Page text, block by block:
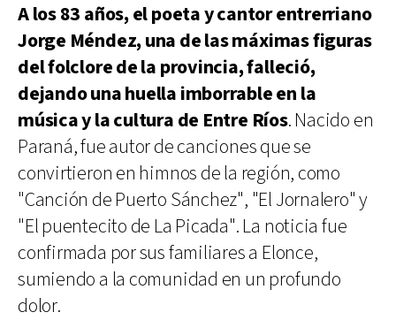
A los 83 años, el poeta y cantor entrerriano
Jorge Méndez, una de las máximas figuras
del folclore de la provincia, falleció,
dejando una huella imborrable en la
música y la cultura de Entre Ríos. Nacido en
Paraná, fue autor de canciones que se
convirtieron en himnos de la región, como
"Canción de Puerto Sánchez", "El Jornalero" y
"El puentecito de La Picada". La noticia fue
confirmada por sus familiares a Elonce,
sumiendo a la comunidad en un profundo
dolor.